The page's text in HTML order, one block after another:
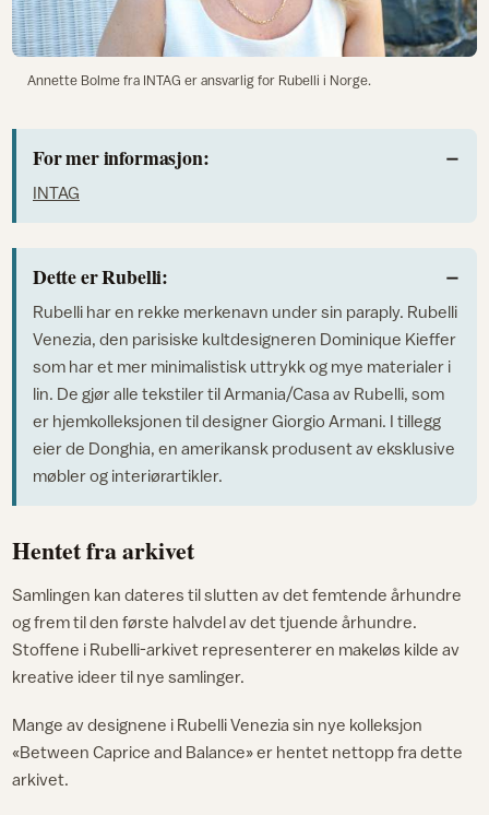
Annette Bolme fra INTAG er ansvarlig for Rubelli i Norge.
For mer informasjon:
INTAG
Dette er Rubelli:
Rubelli har en rekke merkenavn under sin paraply. Rubelli
Venezia, den parisiske kultdesigneren Dominique Kieffer
som har et mer minimalistisk uttrykk og mye materialer i
lin. De gjør alle tekstiler til Armania/Casa av Rubelli, som
er hjemkolleksjonen til designer Giorgio Armani. I tillegg
eier de Donghia, en amerikansk produsent av eksklusive
møbler og interiørartikler.
Hentet fra arkivet
Samlingen kan dateres til slutten av det femtende århundre
og frem til den første halvdel av det tjuende århundre.
Stoffene i Rubelli-arkivet representerer en makeløs kilde av
kreative ideer til nye samlinger.
Mange av designene i Rubelli Venezia sin nye kolleksjon
«Between Caprice and Balance» er hentet nettopp fra dette
arkivet.